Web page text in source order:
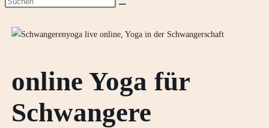
online Yoga für
Schwangere